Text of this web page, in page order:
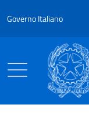
Governo Italiano